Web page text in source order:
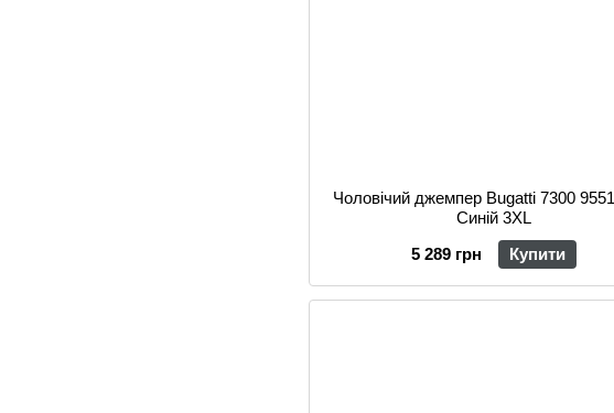
Чоловічий джемпер Bugatti 7300
Синій 3XL
5 289 грн
Купити